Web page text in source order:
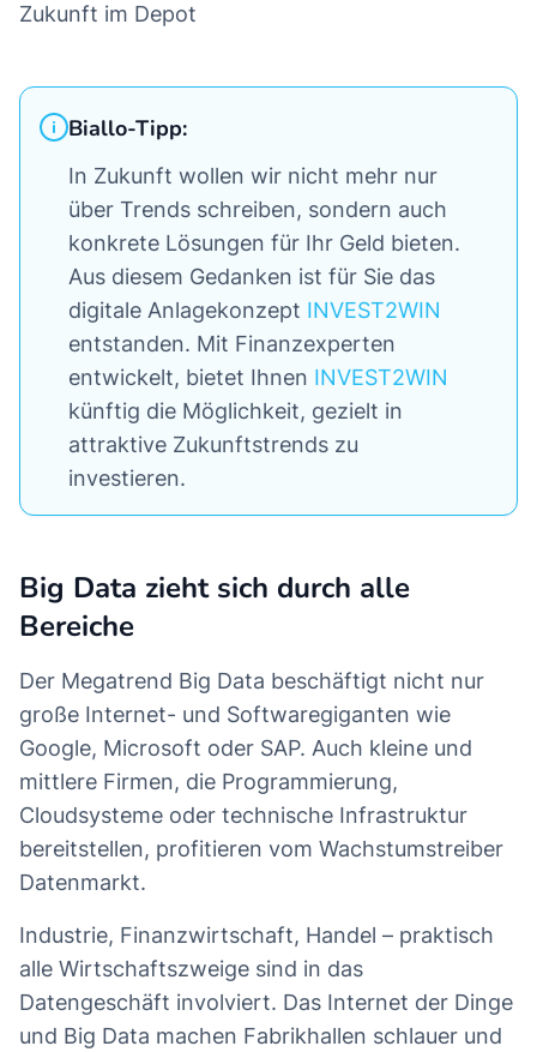
Zukunft im Depot
Biallo-Tipp:
In Zukunft wollen wir nicht mehr nur
über Trends schreiben, sondern auch
konkrete Lösungen für Ihr Geld bieten.
Aus diesem Gedanken ist für Sie das
digitale Anlagekonzept INVEST2WIN
entstanden. Mit Finanzexperten
entwickelt, bietet Ihnen INVEST2WIN
künftig die Möglichkeit, gezielt in
attraktive Zukunftstrends zu
investieren.
Big Data zieht sich durch alle
Bereiche
Der Megatrend Big Data beschäftigt nicht nur
große Internet- und Softwaregiganten wie
Google, Microsoft oder SAP. Auch kleine und
mittlere Firmen, die Programmierung,
Cloudsysteme oder technische Infrastruktur
bereitstellen, profitieren vom Wachstumstreiber
Datenmarkt.
Industrie, Finanzwirtschaft, Handel – praktisch
alle Wirtschaftszweige sind in das
Datengeschäft involviert. Das Internet der Dinge
und Big Data machen Fabrikhallen schlauer und